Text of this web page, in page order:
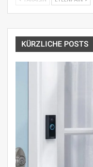
KÜRZLICHE POSTS